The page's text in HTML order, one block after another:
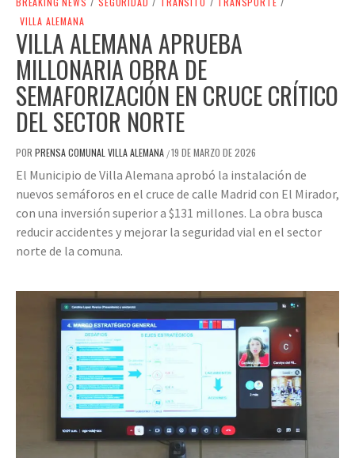
VILLA ALEMANA
VILLA ALEMANA APRUEBA
MILLONARIA OBRA DE
SEMAFORIZACIÓN EN CRUCE CRÍTICO
DEL SECTOR NORTE
POR PRENSA COMUNAL VILLA ALEMANA /19 DE MARZO DE 2026
El Municipio de Villa Alemana aprobó la instalación de
nuevos semáforos en el cruce de calle Madrid con El Mirador,
con una inversión superior a $131 millones. La obra busca
reducir accidentes y mejorar la seguridad vial en el sector
norte de la comuna.